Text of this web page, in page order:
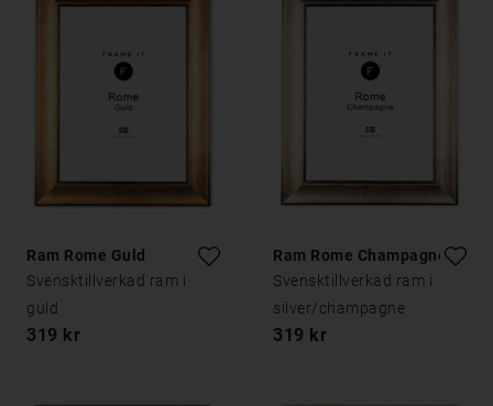
Ram Rome Guld
Svensktillverkad ram i
guld
319 kr
Ram Rome Champagne
Svensktillverkad ram i
silver/champagne
319 kr